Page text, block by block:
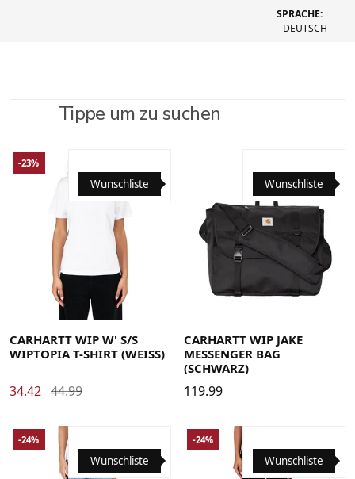
SPRACHE:
DEUTSCH
Tippe um zu suchen
SUCHE VERFEINERN EMPFOHLEN
Medium Small X-Small
Wunschliste
-23%
CARHARTT WIP W' S/S
WIPTOPIA T-SHIRT (WEISS)
34.42 44.99
Wunschliste
CARHARTT WIP JAKE
MESSENGER BAG
(SCHWARZ)
119.99
Wunschliste
-24%
Wunschliste
-24%